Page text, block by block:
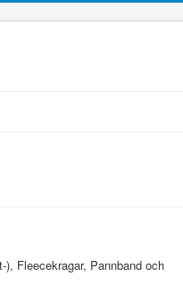
Fleecekragar, Pannband och